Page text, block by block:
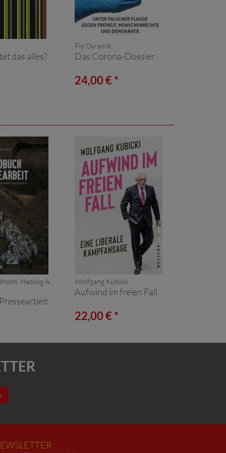
das alles?
Flo Osrainik:
Das Corona-Dossier
24,00 € *
Hedwig A. Wolfgang Kubicki:
Aufwind im freien Fall
22,00 € *